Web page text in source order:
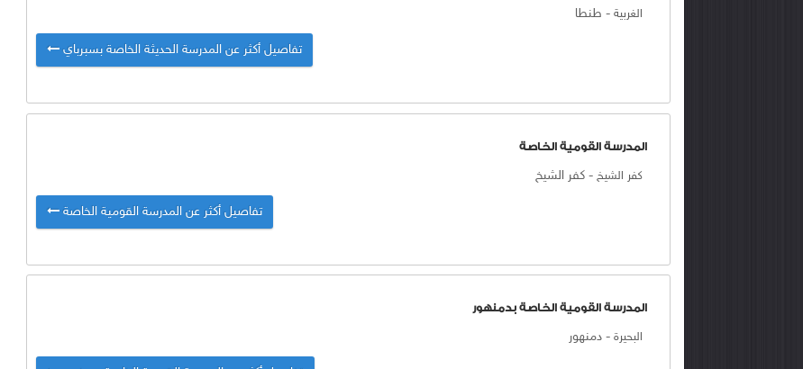
الغربية - طنطا
تفاصيل أكثر عن المدرسة الحديثة الخاصة بسبرباي
المدرسة القومية الخاصة
كفر الشيخ - كفر الشيخ
تفاصيل أكثر عن المدرسة القومية الخاصة
المدرسة القومية الخاصة بدمنهور
البحيرة - دمنهور